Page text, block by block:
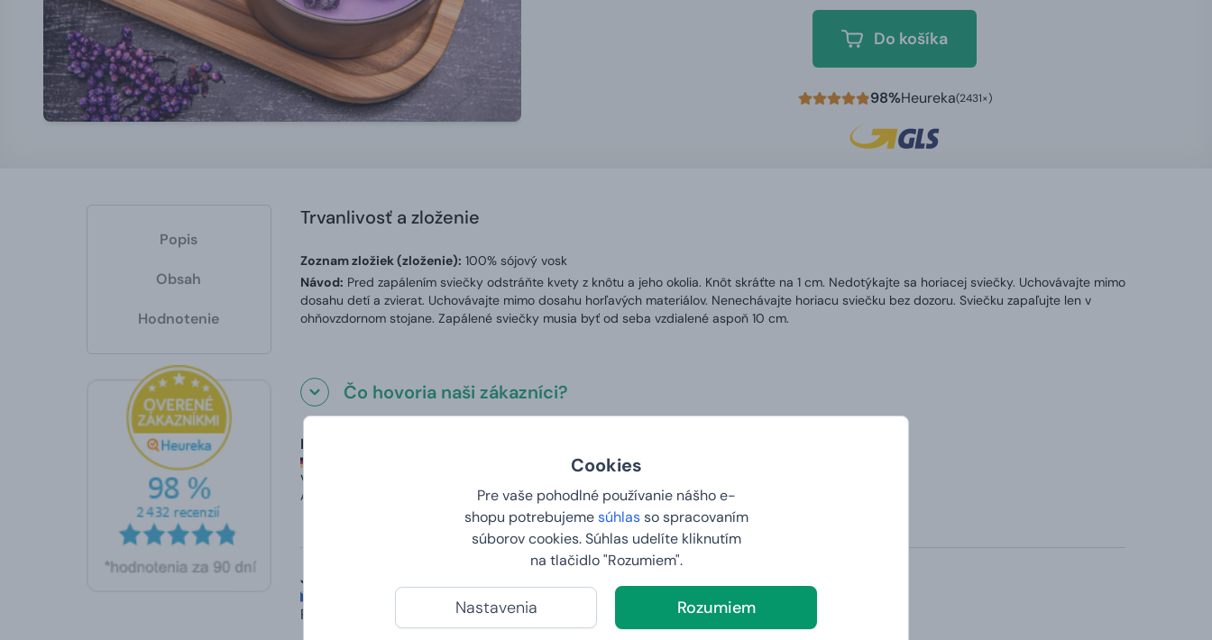
Cookies
Pre vaše pohodlné používanie nášho e-
shopu potrebujemesúhlasso spracovaním
súborov cookies. Súhlas udelíte kliknutím
na tlačidlo "Rozumiem".
Nastavenia Rozumiem
Do košíka
98%Heureka(2431×)
Popis
Obsah
Hodnotenie
Trvanlivosť a zloženie
Zoznam zložiek (zloženie): 100% sójový vosk
Návod: Pred zapálením sviečky odstráňte kvety z knôtu a jeho okolia. Knôt skráťte na 1 cm. Nedotýkajte sa horiacej sviečky. Uchovávajte mimo
dosahu detí a zvierat. Uchovávajte mimo dosahu horľavých materiálov. Nenechávajte horiacu sviečku bez dozoru. Sviečku zapaľujte len v
ohňovzdornom stojane. Zapálené sviečky musia byť od seba vzdialené aspoň 10 cm.
Čo hovoria naši zákazníci?
Daniela
hodnotené 8. 12. 2025 na webe Manboxeo.de
Vždy se hodí pro každou příležitost a upoutá pozornost.
Automaticky preložené s využitím Deepl AiZobraziť pôvodný text
Für jeden Anlass immer wieder Perfekt und ein Hingucker.
Josef
hodnotené 22. 8. 2025 na webe Heureka
Rychlost.